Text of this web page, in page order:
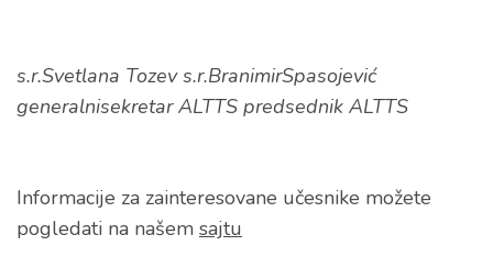
s.r.Svetlana Tozev s.r.BranimirSpasojević
generalnisekretar ALTTS predsednik ALTTS
Informacije za zainteresovane učesnike možete
pogledati na našem sajtu